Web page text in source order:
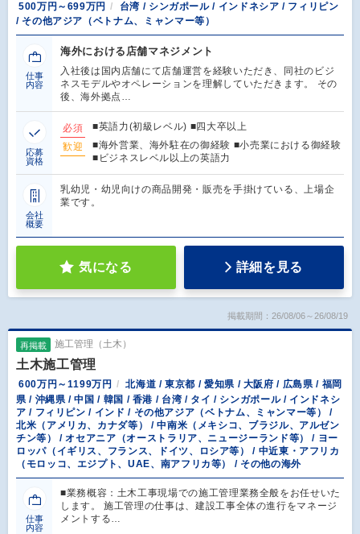
500万円～699万円
台湾 / シンガポール / インドネシア / フィリピン
/ その他アジア（ベトナム、ミャンマー等）
仕事
内容
海外における店舗マネジメント
入社後は国内店舗にて店舗運営を経験いただき、同社のビジ
ネスモデルやオペレーションを理解していただきます。 その
後、海外拠点…
応募
資格
必須
■英語力(初級レベル) ■四大卒以上
歓迎
■海外営業、海外駐在の御経験 ■小売業における御経験
■ビジネスレベル以上の英語力
会社
概要
乳幼児・幼児向けの商品開発・販売を手掛けている、上場企
業です。
気になる 詳細を見る
掲載期間：26/08/06～26/08/19
再掲載 施工管理（土木）
土木施工管理
600万円～1199万円
北海道 / 東京都 / 愛知県 / 大阪府 / 広島県 / 福岡
県 / 沖縄県 / 中国 / 韓国 / 香港 / 台湾 / タイ / シンガポール / インドネシ
ア / フィリピン / インド / その他アジア（ベトナム、ミャンマー等） /
北米（アメリカ、カナダ等） / 中南米（メキシコ、ブラジル、アルゼン
チン等） / オセアニア（オーストラリア、ニュージーランド等） / ヨー
ロッパ（イギリス、フランス、ドイツ、ロシア等） / 中近東・アフリカ
（モロッコ、エジプト、UAE、南アフリカ等） / その他の海外
仕事
内容
■業務概容：土木工事現場での施工管理業務全般をお任せいた
します。 施工管理の仕事は、建設工事全体の進行をマネージ
メントする…